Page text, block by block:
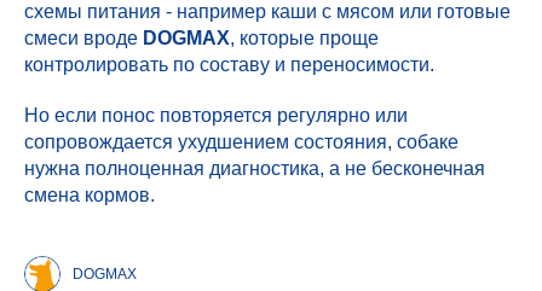
схемы питания - например каши с мясом или готовые
смеси вроде DOGMAX, которые проще
контролировать по составу и переносимости.
Но если понос повторяется регулярно или
сопровождается ухудшением состояния, собаке
нужна полноценная диагностика, а не бесконечная
смена кормов.
DOGMAX